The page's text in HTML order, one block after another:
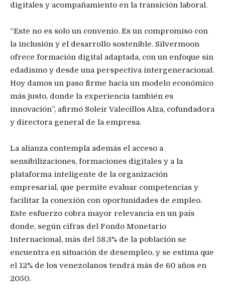
digitales y acompañamiento en la transición laboral.
“Este no es solo un convenio. Es un compromiso con
la inclusión y el desarrollo sostenible. Silvermoon
ofrece formación digital adaptada, con un enfoque sin
edadismo y desde una perspectiva intergeneracional.
Hoy damos un paso firme hacia un modelo económico
más justo, donde la experiencia también es
innovación”, afirmó Soleir Valecillos Alza, cofundadora
y directora general de la empresa.
La alianza contempla además el acceso a
sensibilizaciones, formaciones digitales y a la
plataforma inteligente de la organización
empresarial, que permite evaluar competencias y
facilitar la conexión con oportunidades de empleo.
Este esfuerzo cobra mayor relevancia en un país
donde, según cifras del Fondo Monetario
Internacional, más del 58,3% de la población se
encuentra en situación de desempleo, y se estima que
el 12% de los venezolanos tendrá más de 60 años en
2050.